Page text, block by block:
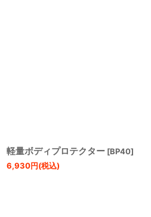
軽量ボディプロテクター [BP40]
6,930円(税込)